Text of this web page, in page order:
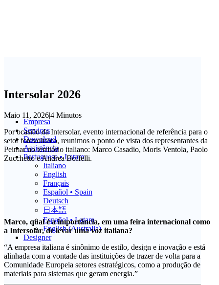
Empresa
Serviços
Download
Assistência
Portuguese • Latam
Italiano
English
Français
Español • Spain
Deutsch
日本語
Español • Latam
English (Australia)
Designer
Intersolar 2026
Maio 11, 2026|4 Minutos
Por ocasião da Intersolar, evento internacional de referência para o
setor fotovoltaico, reunimos o ponto de vista dos representantes da
Peimar no território italiano: Marco Casadio, Moris Ventola, Paolo
Zucchetto e Andrea Boffelli.
Marco, qual é a importância, em uma feira internacional como
a Intersolar, de levar uma voz italiana?
“A empresa italiana é sinônimo de estilo, design e inovação e está
alinhada com a vontade das instituições de trazer de volta para a
Comunidade Europeia setores estratégicos, como a produção de
materiais para sistemas que geram energia.”